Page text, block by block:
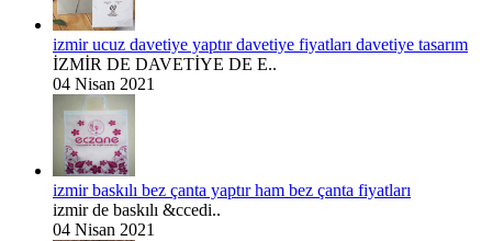
izmir ucuz davetiye yaptır davetiye fiyatları davetiye tasarım
İZMİR DE DAVETİYE DE E..
04 Nisan 2021
izmir baskılı bez çanta yaptır ham bez çanta fiyatları
izmir de baskılı &ccedi..
04 Nisan 2021